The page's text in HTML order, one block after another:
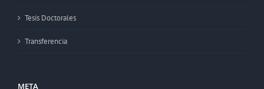
Tesis Doctorales
Transferencia
META